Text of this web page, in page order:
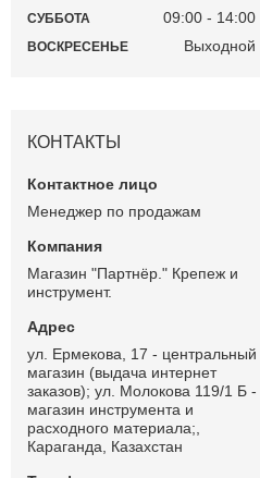
СУББОТА 09:00 14:00
ВОСКРЕСЕНЬЕ Выходной
КОНТАКТЫ
Менеджер по продажам
Магазин "Партнёр." Крепеж и
инструмент.
ул. Ермекова, 17 - центральный
магазин (выдача интернет
заказов); ул. Молокова 119/1 Б -
магазин инструмента и
расходного материала;,
Караганда, Казахстан